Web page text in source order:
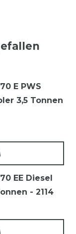
E PWS
3,5 Tonnen
EE Diesel
- 2114